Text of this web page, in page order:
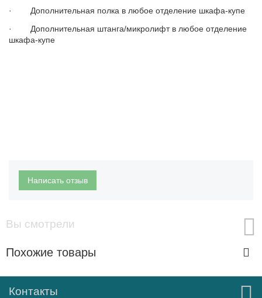
· Дополнительная полка в любое отделение шкафа-купе
· Дополнительная штанга/микролифт в любое отделение
шкафа-купе
Написать отзыв
Вы смотрели
Похожие товары
Контакты